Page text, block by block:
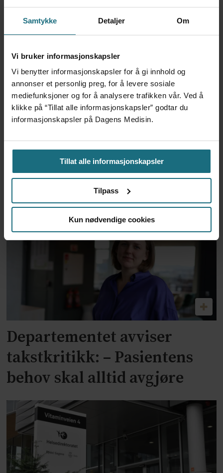
Samtykke Detaljer Om
Vi bruker informasjonskapsler
Vi benytter informasjonskapsler for å gi innhold og
annonser et personlig preg, for å levere sosiale
mediefunksjoner og for å analysere trafikken vår. Ved å
klikke på “Tillat alle informasjonskapsler” godtar du
informasjonskapsler på Dagens Medisin.
Tillat alle informasjonskapsler
Tilpass
Kun nødvendige cookies
Foretaksreformen må vurderes
Kvalitet er ikke motstykket til
økonomi
Departementet avviser
takstkritikk: – Pasientens
behov skal alltid avgjøre